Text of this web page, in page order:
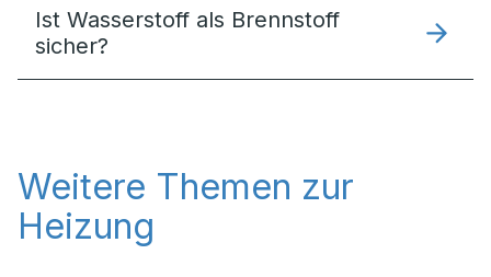
Ist Wasserstoff als Brennstoff
sicher?
Weitere Themen zur
Heizung